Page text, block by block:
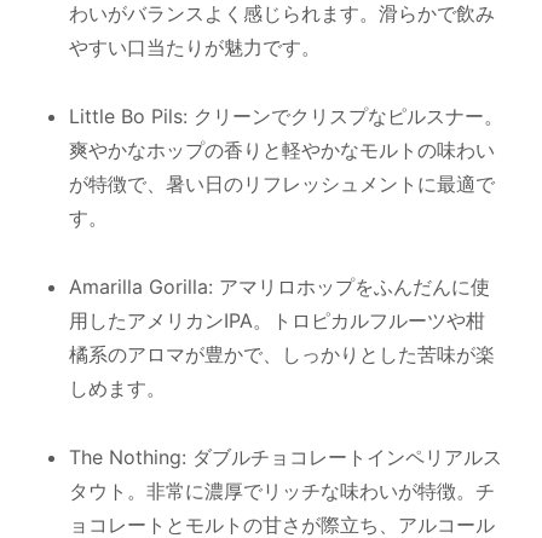
わいがバランスよく感じられます。滑らかで飲み
やすい口当たりが魅力です。
Little Bo Pils: クリーンでクリスプなピルスナー。
爽やかなホップの香りと軽やかなモルトの味わい
が特徴で、暑い日のリフレッシュメントに最適で
す。
Amarilla Gorilla: アマリロホップをふんだんに使
用したアメリカンIPA。トロピカルフルーツや柑
橘系のアロマが豊かで、しっかりとした苦味が楽
しめます。
The Nothing: ダブルチョコレートインペリアルス
タウト。非常に濃厚でリッチな味わいが特徴。チ
ョコレートとモルトの甘さが際立ち、アルコール